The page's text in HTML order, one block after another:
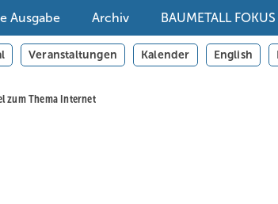
Ausgabe Archiv BAUMETALL FOKUS
Veranstaltungen Kalender English
zum Thema Internet